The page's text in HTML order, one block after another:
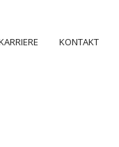
KONTAKT